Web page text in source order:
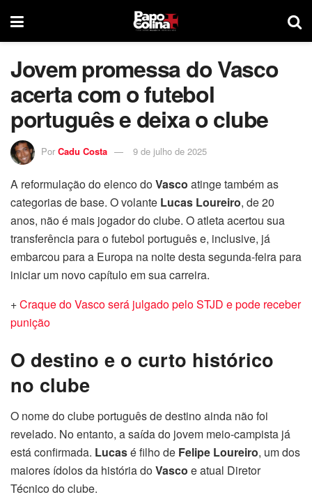
Jovem promessa do Vasco
acerta com o futebol
português e deixa o clube
Por Cadu Costa 9 de julho de 2025
A reformulação do elenco doVasco atinge também as
categorias de base. O volante Lucas Loureiro, de 20
anos, não é mais jogador do clube. O atleta acertou sua
transferência para o futebol português e, inclusive, já
embarcou para a Europa na noite desta segunda-feira para
iniciar um novo capítulo em sua carreira.
+Craque do Vasco será julgado pelo STJD e pode receber
punição
O destino e o curto histórico
no clube
O nome do clube português de destino ainda não foi
revelado. No entanto, a saída do jovem meio-campista já
está confirmada. Lucasé filho de Felipe Loureiro, um dos
maiores ídolos da história doVasco e atual Diretor
Técnico do clube.